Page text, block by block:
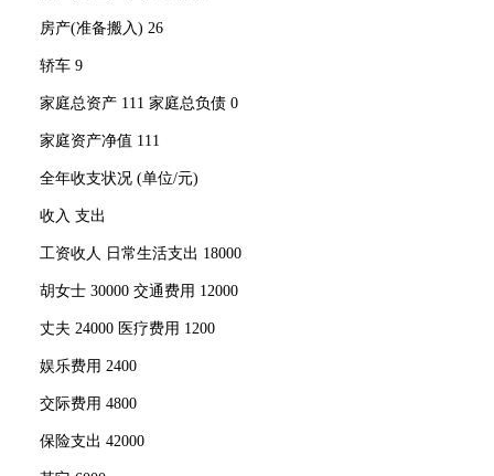
房产(准备搬入) 26
轿车 9
家庭总资产 111 家庭总负债 0
家庭资产净值 111
全年收支状况 (单位/元)
收入 支出
工资收人 日常生活支出 18000
胡女士 30000 交通费用 12000
丈夫 24000 医疗费用 1200
娱乐费用 2400
交际费用 4800
保险支出 42000